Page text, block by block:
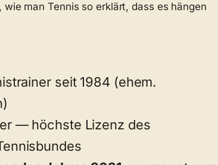
man Tennis so erklärt, dass es hängen
seit 1984 (ehem.
— höchste Lizenz des